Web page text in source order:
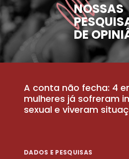
NOSSAS
DE
A conta não fecha: 4
mulheres já sofreram
sexual e viveram
DADOS E PESQUISAS